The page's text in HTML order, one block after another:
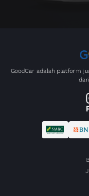
GoodCar adalah platform